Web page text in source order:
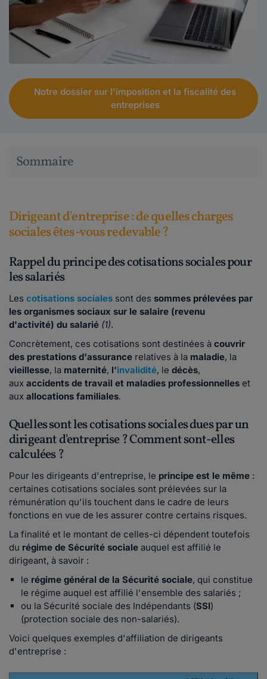
Notre dossier sur l'imposition et la fiscalité des
entreprises
Sommaire
Dirigeant d'entreprise : de quelles charges
sociales êtes-vous redevable ?
Rappel du principe des cotisations sociales pour
les salariés
Les cotisations sociales sont des sommes prélevées par
les organismes sociaux sur le salaire (revenu
d'activité) du salarié (1).
Concrètement, ces cotisations sont destinées à couvrir
des prestations d'assurance relatives à la maladie, la
vieillesse, la maternité, l'invalidité, le décès,
aux accidents de travail et maladies professionnelles et
aux allocations familiales.
Quelles sont les cotisations sociales dues par un
dirigeant d'entreprise ? Comment sont-elles
calculées ?
Pour les dirigeants d'entreprise, le principe est le même :
certaines cotisations sociales sont prélevées sur la
rémunération qu'ils touchent dans le cadre de leurs
fonctions en vue de les assurer contre certains risques.
La finalité et le montant de celles-ci dépendent toutefois
du régime de Sécurité sociale auquel est affilié le
dirigeant, à savoir :
le régime général de la Sécurité sociale, qui constitue
le régime auquel est affilié l'ensemble des salariés ;
ou la Sécurité sociale des Indépendants (SSI)
(protection sociale des non-salariés).
Voici quelques exemples d'affiliation de dirigeants
d'entreprise :